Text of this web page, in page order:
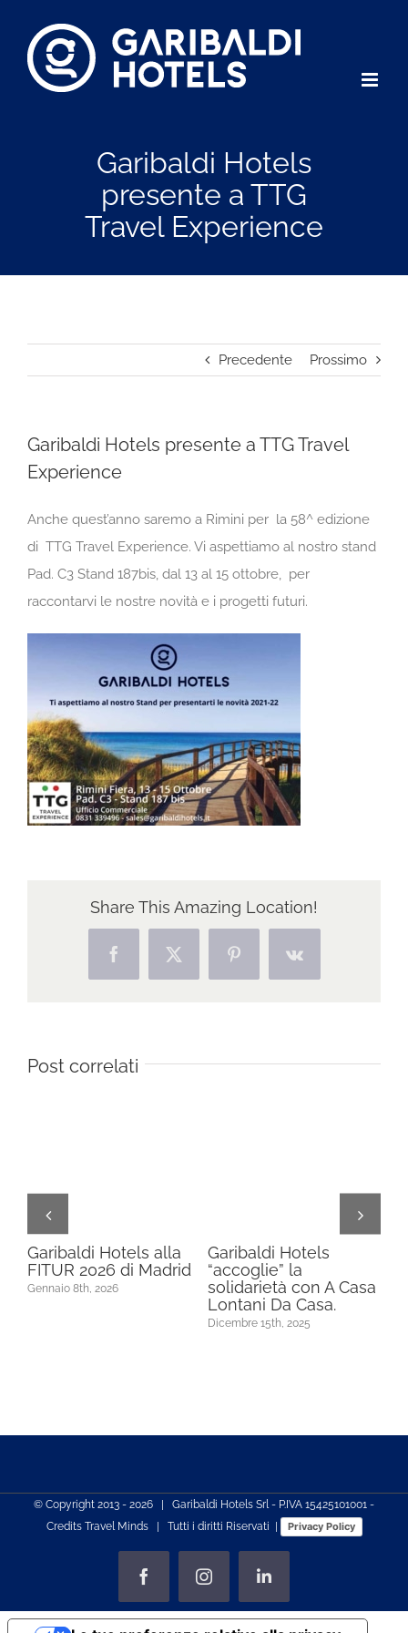
contenuto
Garibaldi Hotels
presente a TTG
Travel Experience
Precedente Prossimo
Garibaldi Hotels presente a TTG Travel
Experience
Anche quest’anno saremo a Rimini per la 58^ edizione
di TTG Travel Experience. Vi aspettiamo al nostro stand
Pad. C3 Stand 187bis, dal 13 al 15 ottobre, per
raccontarvi le nostre novità e i progetti futuri.
Share This Amazing Location!
FacebookX PinterestVk
Post correlati
Garibaldi Hotels alla
FITUR 2026 di Madrid
Gennaio 8th, 2026
Garibaldi Hotels
“accoglie” la
solidarietà con A Casa
Lontani Da Casa.
Dicembre 15th, 2025
© Copyright 2013 - 2026 | Garibaldi Hotels Srl - P.IVA 15425101001 -
Credits Travel Minds| Tutti i diritti Riservati | Privacy Policy
FacebookInstagramLinkedIn